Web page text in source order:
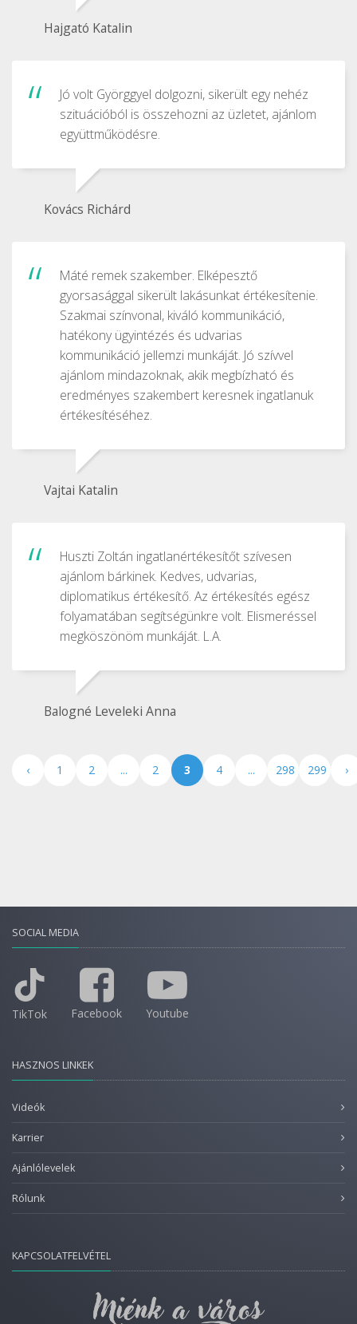
Hajgató Katalin
Jó volt Györggyel dolgozni, sikerült egy nehéz
szituációból is összehozni az üzletet, ajánlom
együttműködésre.
Kovács Richárd
Máté remek szakember. Elképesztő
gyorsasággal sikerült lakásunkat értékesítenie.
Szakmai színvonal, kiváló kommunikáció,
hatékony ügyintézés és udvarias
kommunikáció jellemzi munkáját. Jó szívvel
ajánlom mindazoknak, akik megbízható és
eredményes szakembert keresnek ingatlanuk
értékesítéséhez.
Vajtai Katalin
Huszti Zoltán ingatlanértékesítőt szívesen
ajánlom bárkinek. Kedves, udvarias,
diplomatikus értékesítő. Az értékesítés egész
folyamatában segítségünkre volt. Elismeréssel
megköszönöm munkáját. L.A.
Balogné Leveleki Anna
‹ 1 2 ... 2 3 4 ... 298 299 ›
SOCIAL MEDIA
TikTok Facebook Youtube
HASZNOS LINKEK
Videók
Karrier
Ajánlólevelek
Rólunk
KAPCSOLATFELVÉTEL